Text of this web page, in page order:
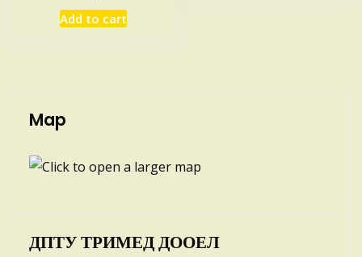
Add to cart
Map
ДПТУ ТРИМЕД ДООЕЛ